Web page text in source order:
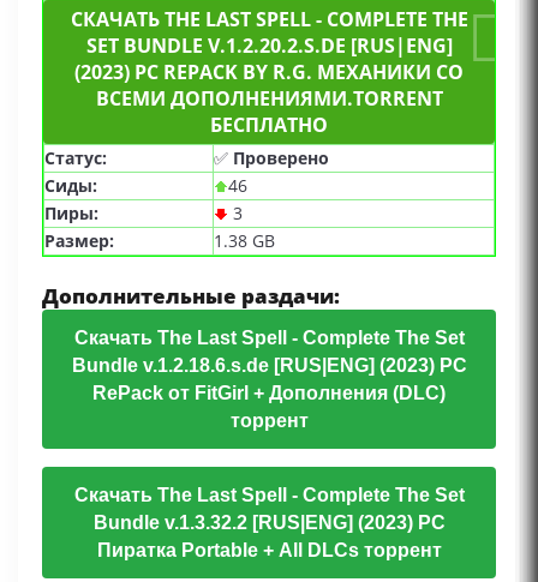
СКАЧАТЬ THE LAST SPELL - COMPLETE THE
SET BUNDLE V.1.2.20.2.S.DE [RUS|ENG]
(2023) PC REPACK BY R.G. МЕХАНИКИ СО
ВСЕМИ ДОПОЛНЕНИЯМИ.TORRENT
БЕСПЛАТНО
Статус: ✅ Проверено
Сиды:
46
Пиры:
3
Размер:
1.38 GB
Дополнительные раздачи:
Скачать The Last Spell - Complete The Set
Bundle v.1.2.18.6.s.de [RUS|ENG] (2023) PC
RePack от FitGirl + Дополнения (DLC)
торрент
Скачать The Last Spell - Complete The Set
Bundle v.1.3.32.2 [RUS|ENG] (2023) PC
Пиратка Portable + All DLCs торрент